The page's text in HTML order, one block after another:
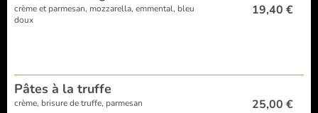
crème et parmesan, mozzarella, emmental, bleu
doux
19,40 €
Pâtes à la truffe
crème, brisure de truffe, parmesan 25,00 €